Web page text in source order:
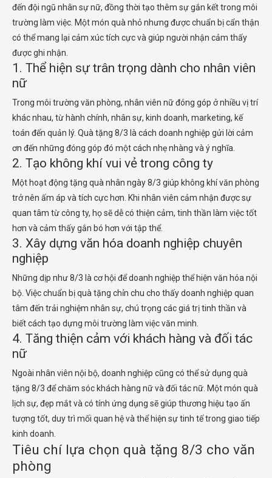
đến đội ngũ nhân sự nữ, đồng thời tạo thêm sự gắn kết trong môi
trường làm việc. Một món quà nhỏ nhưng được chuẩn bị cẩn thận
có thể mang lại cảm xúc tích cực và giúp người nhận cảm thấy
được ghi nhận.
1. Thể hiện sự trân trọng dành cho nhân viên
nữ
Trong môi trường văn phòng, nhân viên nữ đóng góp ở nhiều vị trí
khác nhau, từ hành chính, nhân sự, kinh doanh, marketing, kế
toán đến quản lý. Quà tặng 8/3 là cách doanh nghiệp gửi lời cảm
ơn đến những đóng góp đó một cách nhẹ nhàng và ý nghĩa.
2. Tạo không khí vui vẻ trong công ty
Một hoạt động tặng quà nhân ngày 8/3 giúp không khí văn phòng
trở nên ấm áp và tích cực hơn. Khi nhân viên cảm nhận được sự
quan tâm từ công ty, họ sẽ dễ có thiện cảm, tinh thần làm việc tốt
hơn và cảm thấy gắn bó hơn với tập thể.
3. Xây dựng văn hóa doanh nghiệp chuyên
nghiệp
Những dịp như 8/3 là cơ hội để doanh nghiệp thể hiện văn hóa nội
bộ. Việc chuẩn bị quà tặng chỉn chu cho thấy doanh nghiệp quan
tâm đến trải nghiệm nhân sự, chú trọng các giá trị tinh thần và
biết cách tạo dựng môi trường làm việc văn minh.
4. Tăng thiện cảm với khách hàng và đối tác
nữ
Ngoài nhân viên nội bộ, doanh nghiệp cũng có thể sử dụng quà
tặng 8/3 để chăm sóc khách hàng nữ và đối tác nữ. Một món quà
lịch sự, đẹp mắt và có tính ứng dụng sẽ giúp thương hiệu tạo ấn
tượng tốt, duy trì mối quan hệ và thể hiện sự tinh tế trong giao tiếp
kinh doanh.
Tiêu chí lựa chọn quà tặng 8/3 cho văn
phòng